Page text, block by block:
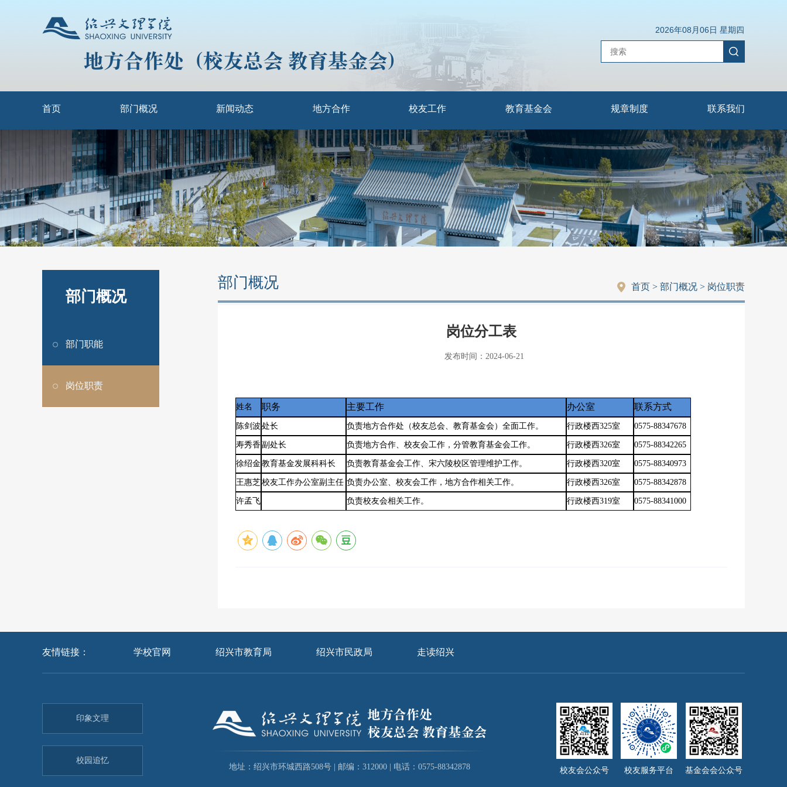
2026年08月06日 星期四
首页 部门概况 新闻动态 地方合作 校友工作 教育基金会 规章制度 联系我们
部门概况
部门职能
岗位职责
部门概况 首页 > 部门概况 > 岗位职责
岗位分工表
发布时间：2024-06-21
姓名 职务 主要工作 办公室 联系方式
陈剑波 处长 负责地方合作处（校友总会、教育基金会）全面工作。 行政楼西325室 0575-88347678
寿秀香 副处长 负责地方合作、校友会工作，分管教育基金会工作。 行政楼西326室 0575-88342265
徐绍金 教育基金发展科科长 负责教育基金会工作、宋六陵校区管理维护工作。 行政楼西320室 0575-88340973
王惠芝校友工作办公室副主任 负责办公室、校友会工作，地方合作相关工作。 行政楼西326室 0575-88342878
许孟飞 负责校友会相关工作。 行政楼西319室 0575-88341000
友情链接： 学校官网 绍兴市教育局 绍兴市民政局 走读绍兴
印象文理
校园追忆
地址：绍兴市环城西路508号 | 邮编：312000 | 电话：0575-88342878 校友会公众号 校友服务平台 基金会会公众号